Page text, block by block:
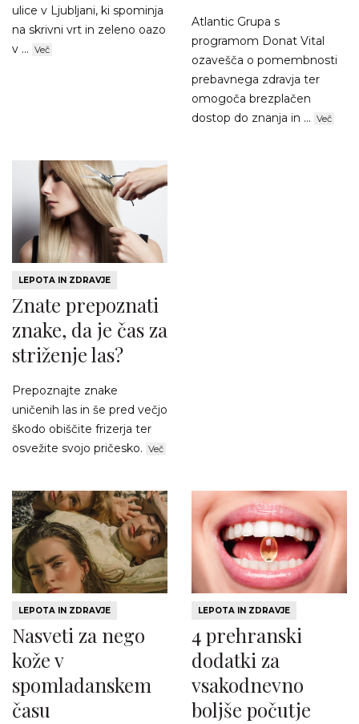
ulice v Ljubljani, ki spominja
na skrivni vrt in zeleno oazo
v ... Več
Atlantic Grupa s
programom Donat Vital
ozavešča o pomembnosti
prebavnega zdravja ter
omogoča brezplačen
dostop do znanja in ... Več
LEPOTA IN ZDRAVJE
Znate prepoznati
znake, da je čas za
striženje las?
Prepoznajte znake
uničenih las in še pred večjo
škodo obiščite frizerja ter
osvežite svojo pričesko. Več
LEPOTA IN ZDRAVJE
Nasveti za nego
kože v
spomladanskem
času
LEPOTA IN ZDRAVJE
4 prehranski
dodatki za
vsakodnevno
boljše počutje